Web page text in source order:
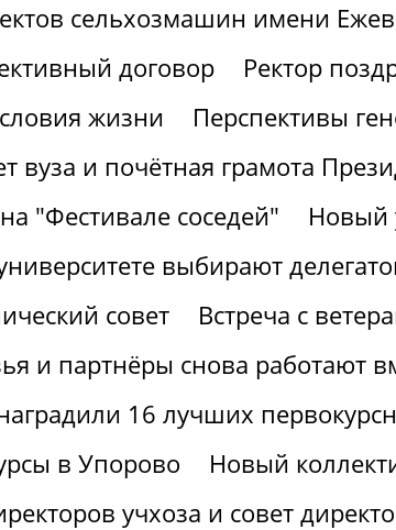
сельхозмашин имени
договор
Ректор
жизни
Перспективы
вуза и почётная грамота
"Фестивале соседей"
Новый
выбирают
совет
Встреча с
и партнёры снова работают
16 лучших
в Упорово
Новый
учхоза и совет